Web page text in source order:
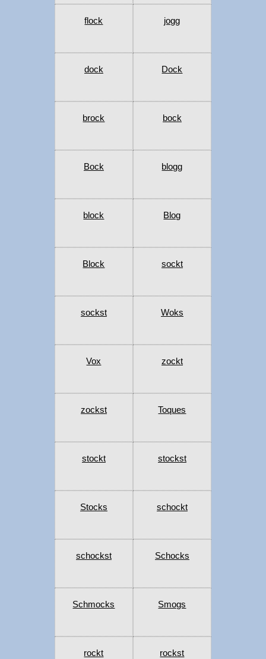
flock jogg
dock Dock
brock bock
Bock blogg
block Blog
Block sockt
sockst Woks
Vox zockt
zockst Toques
stockt stockst
Stocks schockt
schockst Schocks
Schmocks Smogs
rockt rockst